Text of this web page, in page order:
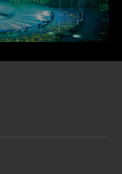
站建设